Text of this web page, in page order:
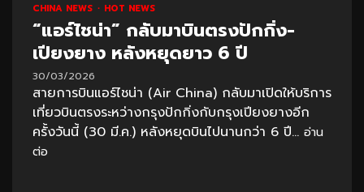
CHINA NEWS HOT NEWS
“แอร์ไชน่า” กลับมาบินตรงปักกิ่ง-
เปียงยาง หลังหยุดยาว 6 ปี
30/03/2026
สายการบินแอร์ไชน่า (Air China) กลับมาเปิดให้บริการ
เที่ยวบินตรงระหว่างกรุงปักกิ่งกับกรุงเปียงยางอีก
ครั้งวันนี้ (30 มี.ค.) หลังหยุดบินไปนานกว่า 6 ปี... อ่าน
ต่อ